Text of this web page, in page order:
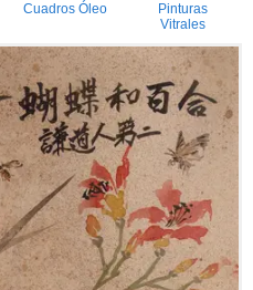
Cuadros Óleo
Pinturas
Vitrales